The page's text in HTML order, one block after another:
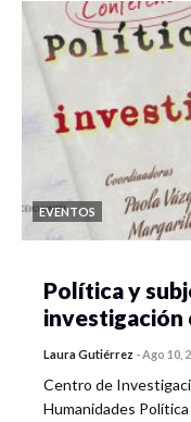
EVENTOS
Política y
Laura Gutiérrez -Ago 10,
Centro de
Humanidades